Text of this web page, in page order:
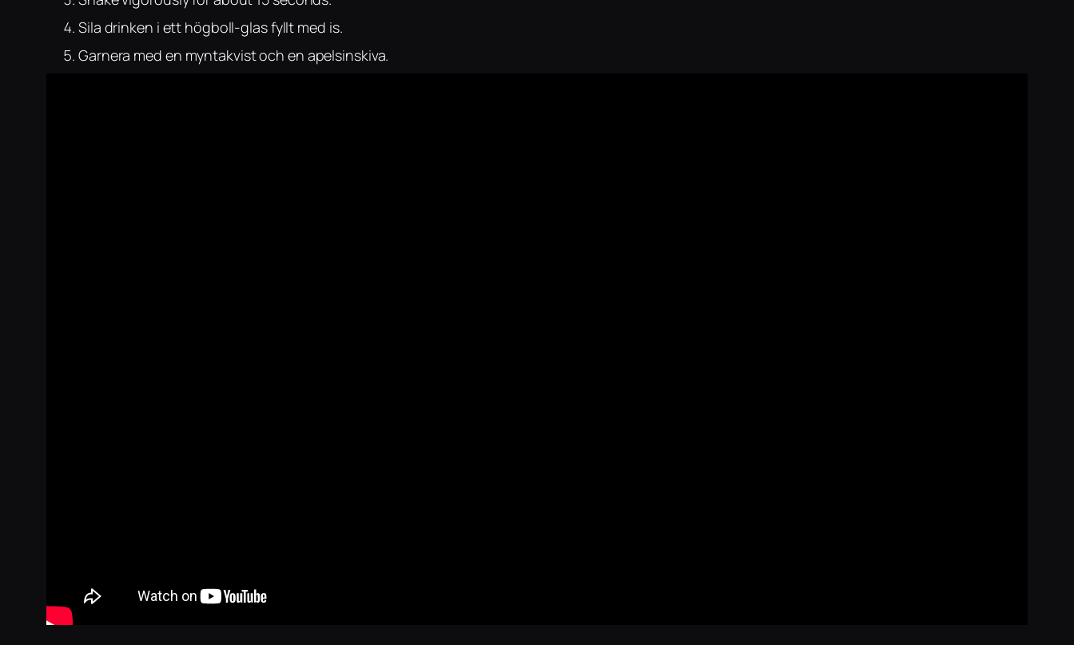
Sila drinken i ett högboll-glas fyllt med is.
Garnera med en myntakvist och en apelsinskiva.